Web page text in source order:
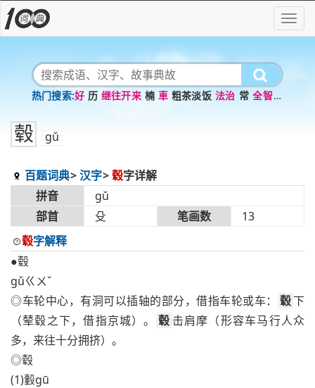
好 历 继往开来 楠 車 粗茶淡饭 法治 常 全智全
毂 gǔ
百题词典 汉字 毂字详解
拼音
gǔ
部首
殳 笔画数
13
毂字解释
●毂
gǔㄍㄨˇ
◎车轮中心，有洞可以插轴的部分，借指车轮或车：
毂下
（辇毂之下，借指京城）。
毂 击肩摩（形容车马行人众
多，来往十分拥挤）。
◎毂
(1)轂gū